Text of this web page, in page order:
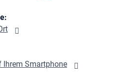
Ihrem Smartphone